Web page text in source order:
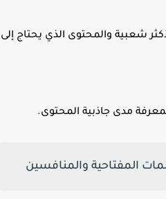
شعبية والمحتوى الذي يحتاج إلى
مدى جاذبية المحتوى.